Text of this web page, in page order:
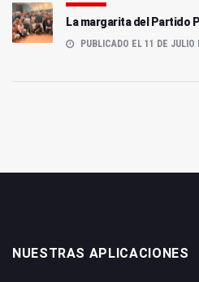
La margarita del Partido
PUBLICADO EL 11 DE JULIO
NUESTRAS APLICACIONES